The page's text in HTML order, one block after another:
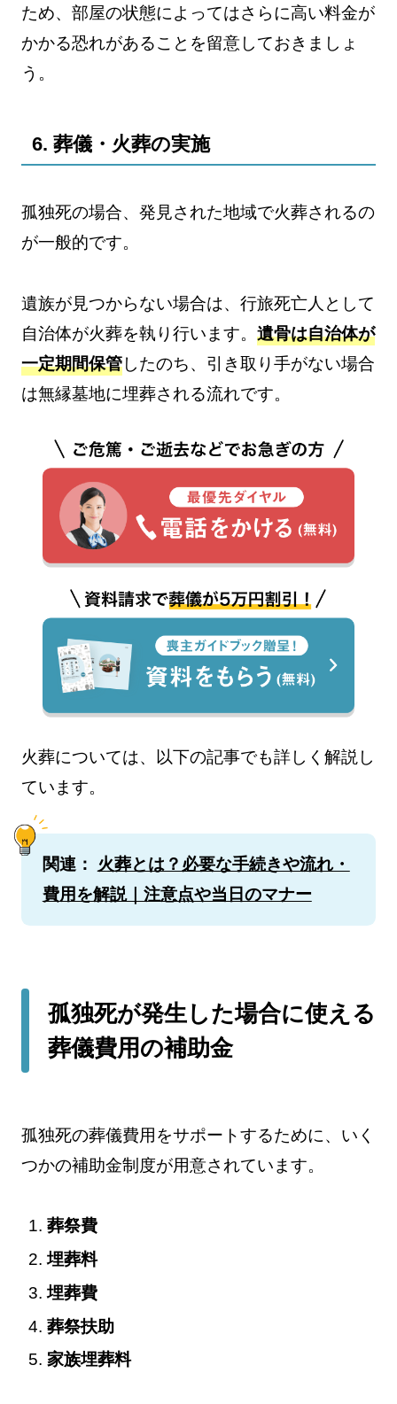
ため、部屋の状態によってはさらに高い料金が
かかる恐れがあることを留意しておきましょ
う。
6. 葬儀・火葬の実施
孤独死の場合、発見された地域で火葬されるの
が一般的です。
遺族が見つからない場合は、行旅死亡人として
自治体が火葬を執り行います。 遺骨は自治体が
一定期間保管したのち、引き取り手がない場合
は無縁墓地に埋葬される流れです。
火葬については、以下の記事でも詳しく解説し
ています。
関連：
火葬とは？必要な手続きや流れ・
費用を解説｜注意点や当日のマナー
孤独死が発生した場合に使える
葬儀費用の補助金
孤独死の葬儀費用をサポートするために、いく
つかの補助金制度が用意されています。
葬祭費
埋葬料
埋葬費
葬祭扶助
家族埋葬料